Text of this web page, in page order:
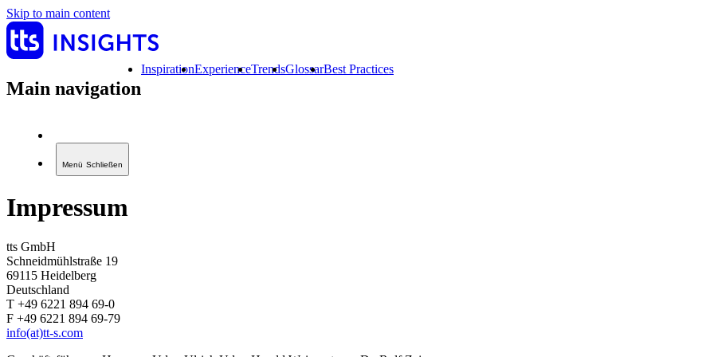
Skip to main content
Main navigation
InspirationExperienceTrendsGlossarBest Practices
Menü Schließen
Impressum
tts GmbH
Schneidmühlstraße 19
69115 Heidelberg
Deutschland
T +49 6221 894 69-0
F +49 6221 894 69-79
info(at)tt-s.com